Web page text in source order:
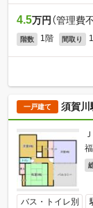
4.5万円 （管理費
階数 1階 間取り
一戸建て 須賀川
バス・トイレ別